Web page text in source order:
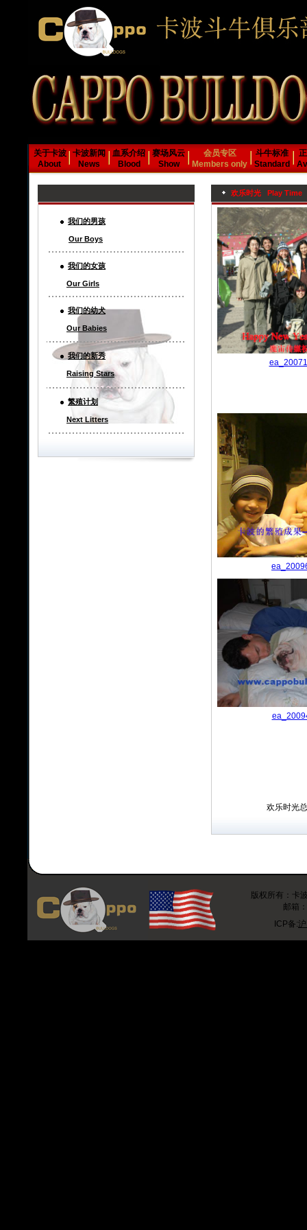
关于卡波
About
卡波新闻
News
血系介绍
Blood
赛场风云
Show
会员专区
Members only
斗牛标准
Standard
我们的男孩
Our Boys
我们的女孩
Our Girls
我们的幼犬
Our Babies
我们的新秀
Raising Stars
繁殖计划
Next Litters
欢乐时光 Play Time
欢乐时光
版权所有：卡
邮箱
ICP备: